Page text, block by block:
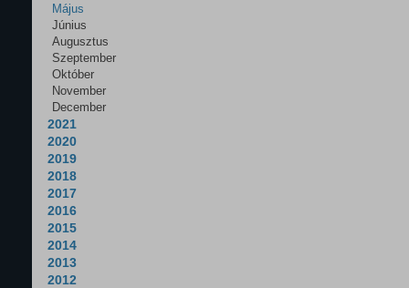
Május
Június
Augusztus
Szeptember
Október
November
December
2021
2020
2019
2018
2017
2016
2015
2014
2013
2012